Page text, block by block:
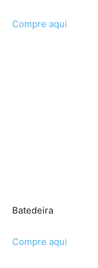
Compre aqui
Batedeira
Compre aqui